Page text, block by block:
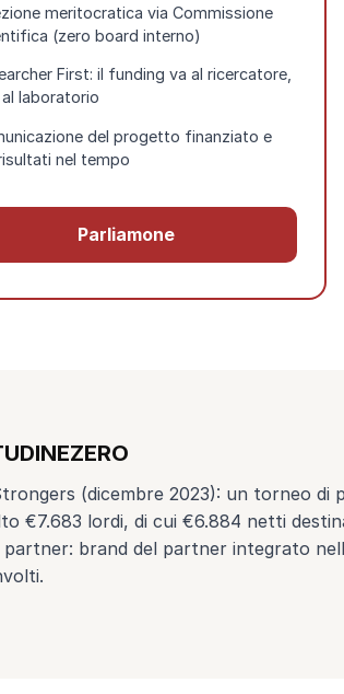
meritocratica via Commissione
(zero board interno)
First: il funding va al ricercatore,
laboratorio
del progetto finanziato e
nel tempo
Parliamone
(dicembre 2023): un torneo di
€7.683 lordi, di cui €6.884 netti
brand del partner integrato